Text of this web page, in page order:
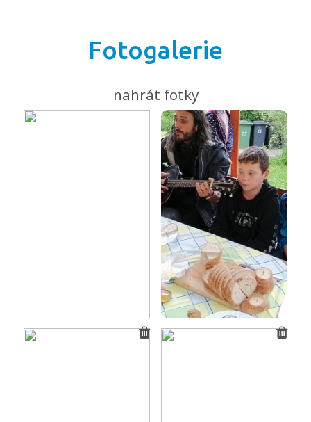
Fotogalerie
nahrát fotky